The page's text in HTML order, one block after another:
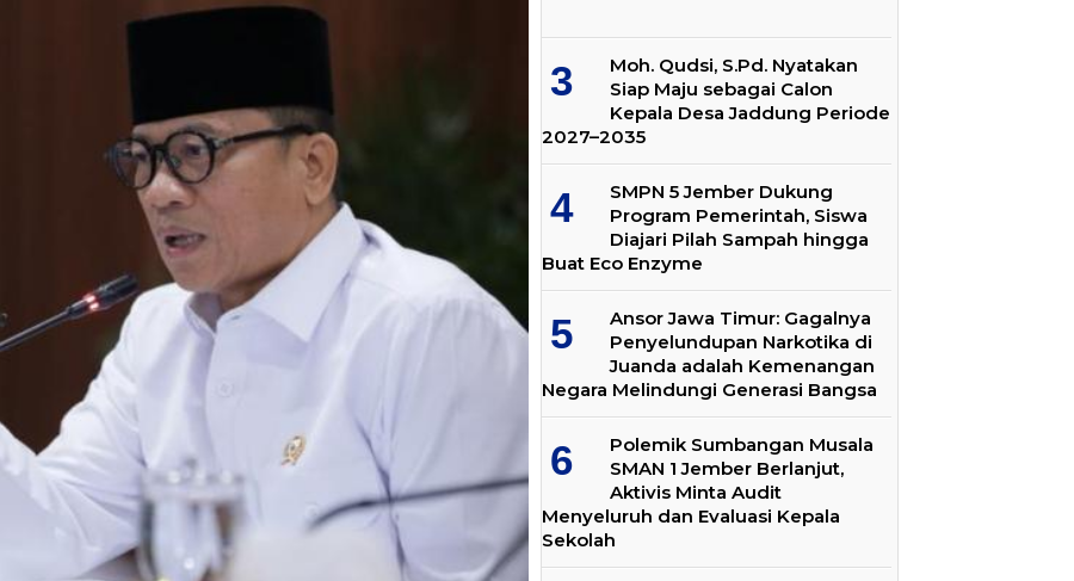
Moh. Qudsi, S.Pd. Nyatakan
Siap Maju sebagai Calon
Kepala Desa Jaddung Periode
2027–2035
SMPN 5 Jember Dukung
Program Pemerintah, Siswa
Diajari Pilah Sampah hingga
Buat Eco Enzyme
Ansor Jawa Timur: Gagalnya
Penyelundupan Narkotika di
Juanda adalah Kemenangan
Negara Melindungi Generasi Bangsa
Polemik Sumbangan Musala
SMAN 1 Jember Berlanjut,
Aktivis Minta Audit
Menyeluruh dan Evaluasi Kepala
Sekolah